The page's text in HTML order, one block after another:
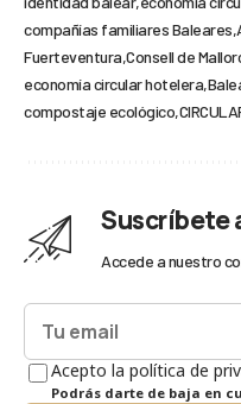
compañías familiares Baleares
Fuerteventura Consell de
economía circular hotelera
compostaje ecológico
Suscríbete
Accede a nuestro
Acepto la política de
Podrás darte de baja en